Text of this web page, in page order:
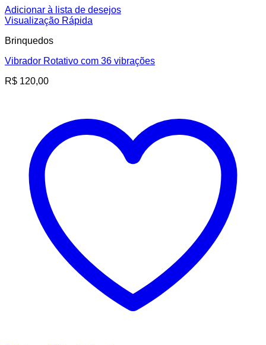
Adicionar à lista de desejos
Visualização Rápida
Brinquedos
Vibrador Rotativo com 36 vibrações
R$ 120,00